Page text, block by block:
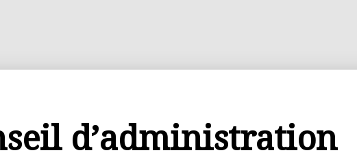
d’administration